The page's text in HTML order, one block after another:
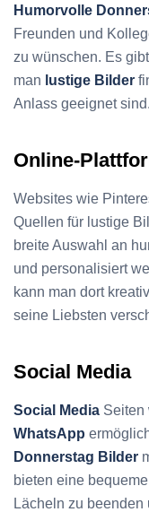
Humorvolle
Freunden und
zu wünschen. Es
man lustige Bilder
Anlass geeignet sind.
Online-
Websites wie
Quellen für lustige
breite Auswahl an
und personalisiert
kann man dort
seine Liebsten
Social Media
Social Media Seiten
WhatsApp
Donnerstag Bilder
bieten eine
Lächeln zu